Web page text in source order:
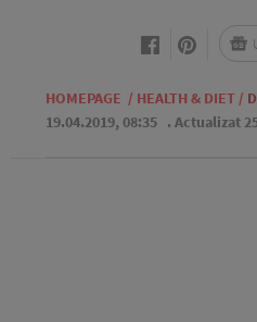
HOMEPAGE / HEALTH & DIET/
19.04.2019, 08:35 . Actualizat